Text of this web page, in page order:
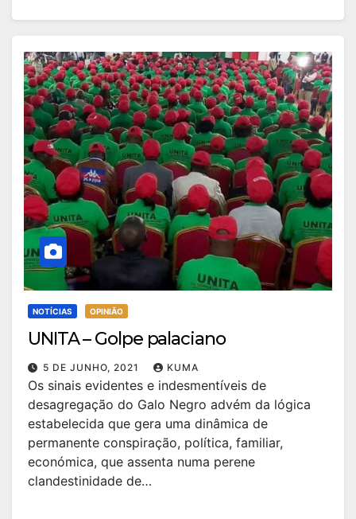
NOTÍCIAS OPINIÃO
UNITA – Golpe palaciano
5 DE JUNHO, 2021 KUMA
Os sinais evidentes e indesmentíveis de
desagregação do Galo Negro advém da lógica
estabelecida que gera uma dinâmica de
permanente conspiração, política, familiar,
económica, que assenta numa perene
clandestinidade de…